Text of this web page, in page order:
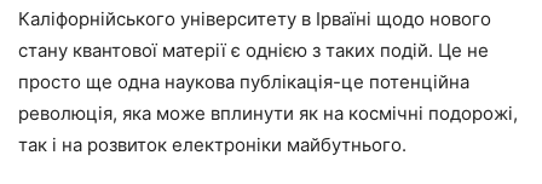
Каліфорнійського університету в Ірваїні щодо нового
стану квантової матерії є однією з таких подій. Це не
просто ще одна наукова публікація-це потенційна
революція, яка може вплинути як на космічні подорожі,
так і на розвиток електроніки майбутнього.